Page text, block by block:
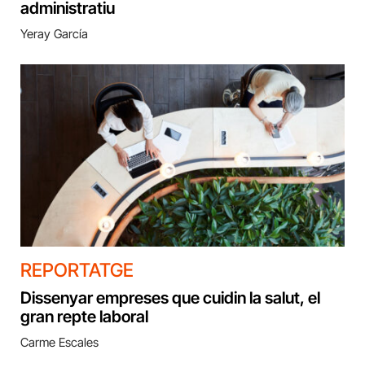
administratiu
Yeray García
REPORTATGE
Dissenyar empreses que cuidin la salut, el
gran repte laboral
Carme Escales